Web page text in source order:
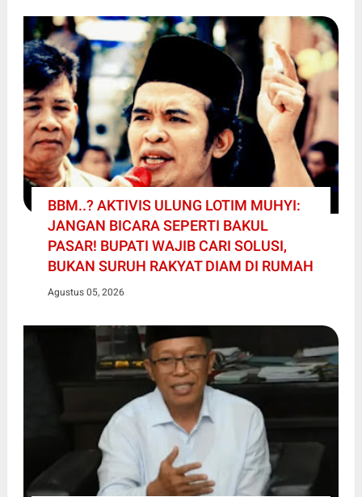
BBM..? AKTIVIS ULUNG LOTIM MUHYI:
JANGAN BICARA SEPERTI BAKUL
PASAR! BUPATI WAJIB CARI SOLUSI,
BUKAN SURUH RAKYAT DIAM DI RUMAH
Agustus 05, 2026